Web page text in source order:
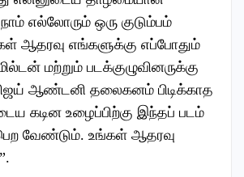
எல்லோரும் ஒரு குடும்பம்
ஆதரவு எங்களுக்கு எப்போதும்
மற்றும் படக்குழுவினருக்கு
ஆண்டனி தலைகனம் பிடிக்காத
கடின உழைப்பிற்கு இந்தப் படம்
வேண்டும். உங்கள் ஆதரவு